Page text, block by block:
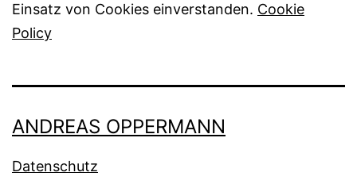
Einsatz von Cookies einverstanden. Cookie
Policy
ANDREAS OPPERMANN
Datenschutz